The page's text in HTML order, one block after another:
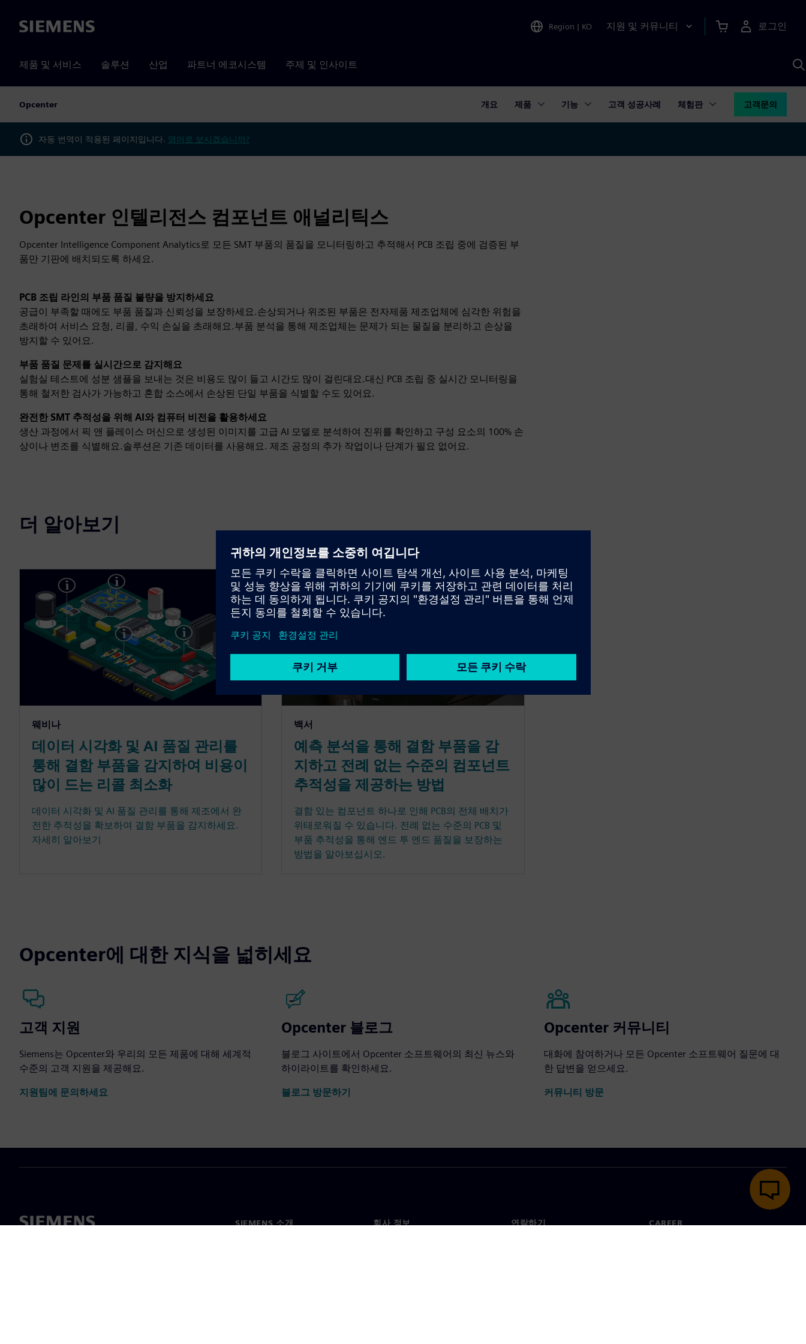
Siemens Region | KO 지원 및 커뮤니티 로그인
제품 및 서비스 솔루션 산업 파트너 에코시스템 주제 및 인사이트
Opcenter 개요 제품 기능 고객 성공사례 체험판 고객문의
자동 번역이 적용된 페이지입니다. 영어로 보시겠습니까?
Opcenter 인텔리전스 컴포넌트 애널리틱스
Opcenter Intelligence Component Analytics로 모든 SMT 부품의 품질을 모니터링하고 추적해서 PCB 조립 중에 검증된 부
품만 기판에 배치되도록 하세요.
PCB 조립 라인의 부품 품질 불량을 방지하세요
공급이 부족할 때에도 부품 품질과 신뢰성을 보장하세요.손상되거나 위조된 부품은 전자제품 제조업체에 심각한 위험을
초래하여 서비스 요청, 리콜, 수익 손실을 초래해요.부품 분석을 통해 제조업체는 문제가 되는 물질을 분리하고 손상을
방지할 수 있어요.
부품 품질 문제를 실시간으로 감지해요
실험실 테스트에 성분 샘플을 보내는 것은 비용도 많이 들고 시간도 많이 걸린대요.대신 PCB 조립 중 실시간 모니터링을
통해 철저한 검사가 가능하고 혼합 소스에서 손상된 단일 부품을 식별할 수도 있어요.
완전한 SMT 추적성을 위해 AI와 컴퓨터 비전을 활용하세요
생산 과정에서 픽 앤 플레이스 머신으로 생성된 이미지를 고급 AI 모델로 분석하여 진위를 확인하고 구성 요소의 100% 손
상이나 변조를 식별해요.솔루션은 기존 데이터를 사용해요. 제조 공정의 추가 작업이나 단계가 필요 없어요.
더 알아보기
웨비나
데이터 시각화 및 AI 품질 관리를
통해 결함 부품을 감지하여 비용이
많이 드는 리콜 최소화
데이터 시각화 및 AI 품질 관리를 통해 제조에서 완
전한 추적성을 확보하여 결함 부품을 감지하세요.
자세히 알아보기
백서
예측 분석을 통해 결함 부품을 감
지하고 전례 없는 수준의 컴포넌트
추적성을 제공하는 방법
결함 있는 컴포넌트 하나로 인해 PCB의 전체 배치가
위태로워질 수 있습니다. 전례 없는 수준의 PCB 및
부품 추적성을 통해 엔드 투 엔드 품질을 보장하는
방법을 알아보십시오.
Opcenter에 대한 지식을 넓히세요
고객 지원
Siemens는 Opcenter와 우리의 모든 제품에 대해 세계적
수준의 고객 지원을 제공해요.
지원팀에 문의하세요
Opcenter 블로그
블로그 사이트에서 Opcenter 소프트웨어의 최신 뉴스와
하이라이트를 확인하세요.
블로그 방문하기
Opcenter 커뮤니티
대화에 참여하거나 모든 Opcenter 소프트웨어 질문에 대
한 답변을 얻으세요.
커뮤니티 방문
SIEMENS 소개 회사 정보 연락하기 CAREER